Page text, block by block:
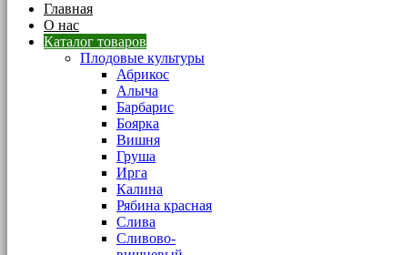
Главная
О нас
Каталог товаров
Плодовые культуры
Абрикос
Алыча
Барбарис
Боярка
Вишня
Груша
Ирга
Калина
Рябина красная
Слива
Сливово-